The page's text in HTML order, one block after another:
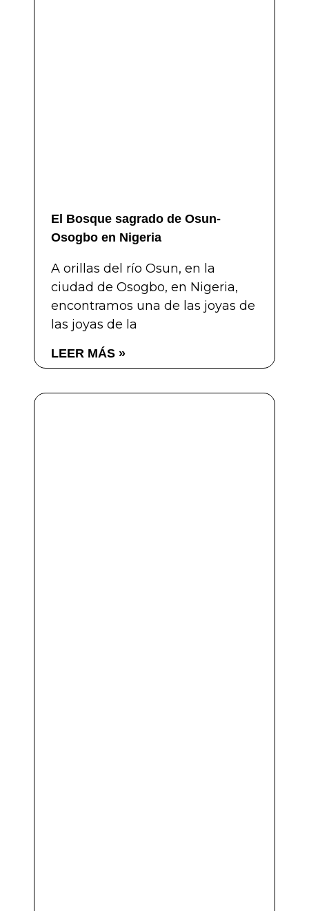
El Bosque sagrado de Osun-
Osogbo en Nigeria
A orillas del río Osun, en la
ciudad de Osogbo, en Nigeria,
encontramos una de las joyas de
las joyas de la
LEER MÁS »